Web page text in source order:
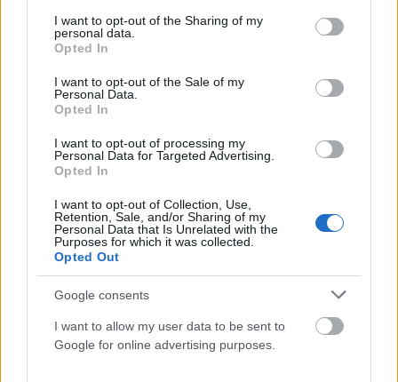
not limited to your visit or usage behaviour. You may click to
grant or deny consent to Google and its third-party tags to
use your data for below specified purposes in below Google
consent section.
I want to opt-out of the Sharing of my
personal data.
Opted In
I want to opt-out of the Sale of my
Personal Data.
Opted In
I want to opt-out of processing my
Personal Data for Targeted Advertising.
Opted In
I want to opt-out of Collection, Use,
Retention, Sale, and/or Sharing of my
Personal Data that Is Unrelated with the
Purposes for which it was collected.
Opted Out
Google consents
I want to allow my user data to be sent to
Google for online advertising purposes.
Ταγαράς: Παράταση για τη βεβαίωση μηχανικού
ΑΝΑΡΤΗΘΗΚΕ ΑΠΟCHRISTOSGAN
αρμόδιος για θέματα Χωροταξίας και Αστικού Περιβάλλοντος,
Νίκος Ταγαράς, δηλώνει ότι θα…